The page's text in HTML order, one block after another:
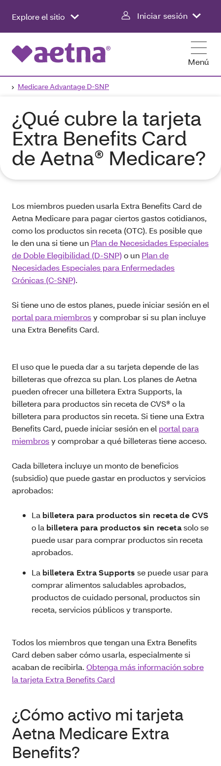
Explore el sitio Iniciar sesión
Menú
Medicare Advantage D-SNP
¿Qué cubre la tarjeta
Extra Benefits Card
de Aetna® Medicare?
Los miembros pueden usarla Extra Benefits Card de
Aetna Medicare para pagar ciertos gastos cotidianos,
como los productos sin receta (OTC). Es posible que
le den una si tiene un Plan de Necesidades Especiales
de Doble Elegibilidad (D-SNP)o un Plan de
Necesidades Especiales para Enfermedades
Crónicas (C-SNP).
Si tiene uno de estos planes, puede iniciar sesión en el
portal para miembrosy comprobar si su plan incluye
una Extra Benefits Card.
El uso que le pueda dar a su tarjeta depende de las
billeteras que ofrezca su plan. Los planes de Aetna
pueden ofrecer una billetera Extra Supports, la
billetera para productos sin receta de CVS® o la
billetera para productos sin receta. Si tiene una Extra
Benefits Card, puede iniciar sesión en el portal para
miembrosy comprobar a qué billeteras tiene acceso.
Cada billetera incluye un monto de beneficios
(subsidio) que puede gastar en productos y servicios
aprobados:
La billetera para productos sin receta de CVS
o la billetera para productos sin recetasolo se
puede usar para comprar productos sin receta
aprobados.
La billetera Extra Supports se puede usar para
comprar alimentos saludables aprobados,
productos de cuidado personal, productos sin
receta, servicios públicos y transporte.
Todos los miembros que tengan una Extra Benefits
Card deben saber cómo usarla, especialmente si
acaban de recibirla. Obtenga más información sobre
la tarjeta Extra Benefits Card
¿Cómo activo mi tarjeta
Aetna Medicare Extra
Benefits?